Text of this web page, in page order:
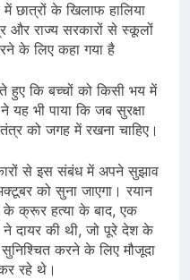
छात्रों के खिलाफ हालिया
और राज्य सरकारों से स्कूलों
के लिए कहा गया है
कि बच्चों को किसी भय में
यह भी पाया कि जब सुरक्षा
को जगह में रखना चाहिए।
से इस संबंध में अपने सुझाव
को सुना जाएगा। रयान
के क्रूर हत्या के बाद, एक
दायर की थी, जो पूरे देश के
करने के लिए मौजूदा
रहे थे।